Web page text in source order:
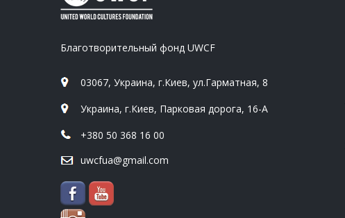
Благотворительный фонд UWCF
03067, Украина, г.Киев, ул.Гарматная, 8
Украина, г.Киев, Парковая дорога, 16-А
+380 50 368 16 00
uwcfua@gmail.com